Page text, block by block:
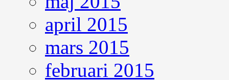
april 2015
mars 2015
februari 2015